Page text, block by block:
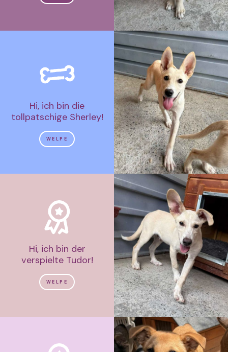
Hi, ich bin die
tollpatschige Sherley!
WELPE
Hi, ich bin der
verspielte Tudor!
WELPE